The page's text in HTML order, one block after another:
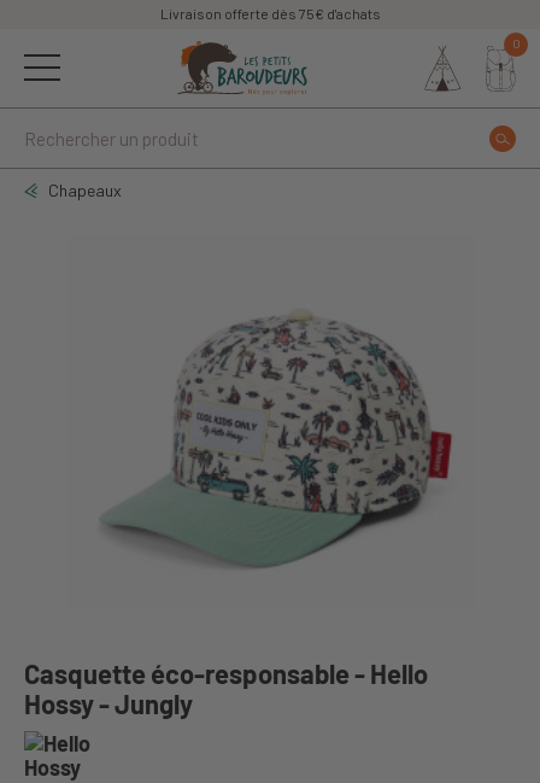
Livraison offerte dès 75€ d'achats
0
Chapeaux
Casquette éco-responsable - Hello
Hossy - Jungly